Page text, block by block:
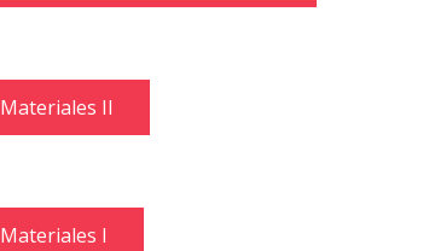
Materiales II
Materiales I